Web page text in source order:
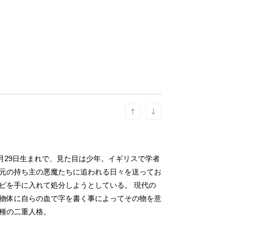
日生まれで、見た目は少年。イギリスで学者
の持ち主の悪魔たちに追われる日々を送ってお
を手に入れて処分しようとしている。 現代の
体に自らの血で字を書く事によってその物を意
の二重人格。